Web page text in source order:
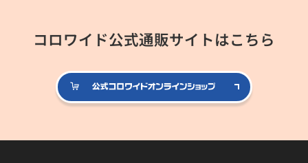
コロワイド公式通販サイトはこちら
公式コロ